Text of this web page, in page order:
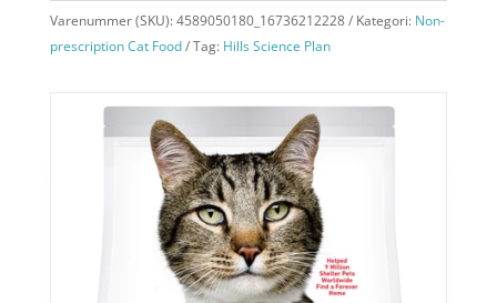
Varenummer (SKU):4589050180_16736212228 Kategori: Non-
prescription Cat Food
Tag: Hills Science Plan